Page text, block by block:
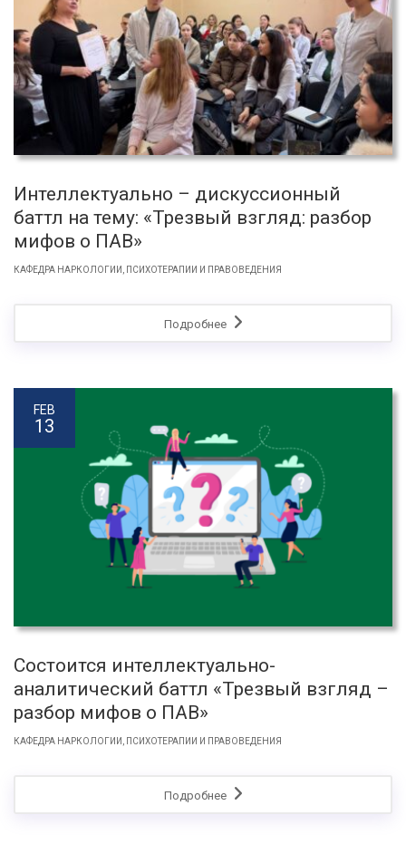
Интеллектуально – дискуссионный
баттл на тему: «Трезвый взгляд: разбор
мифов о ПАВ»
КАФЕДРА НАРКОЛОГИИ, ПСИХОТЕРАПИИ И ПРАВОВЕДЕНИЯ
Подробнее
FEB
13
Состоится интеллектуально-
аналитический баттл «Трезвый взгляд –
разбор мифов о ПАВ»
КАФЕДРА НАРКОЛОГИИ, ПСИХОТЕРАПИИ И ПРАВОВЕДЕНИЯ
Подробнее